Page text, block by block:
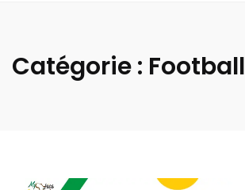
Catégorie : Football